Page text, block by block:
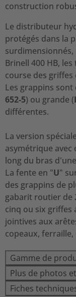
construction
Le distributeur
protégés dans la
Brinell 400 HB,
course des griffes
Les grappins
652-5) ou grande (
différentes.
La version
asymétrique avec
long du bras
La fente en "U"
des grappins de
gabarit routier de
cinq ou six griffes
jointives aux
copeaux,
Gamme de
Plus de photos
Fiches